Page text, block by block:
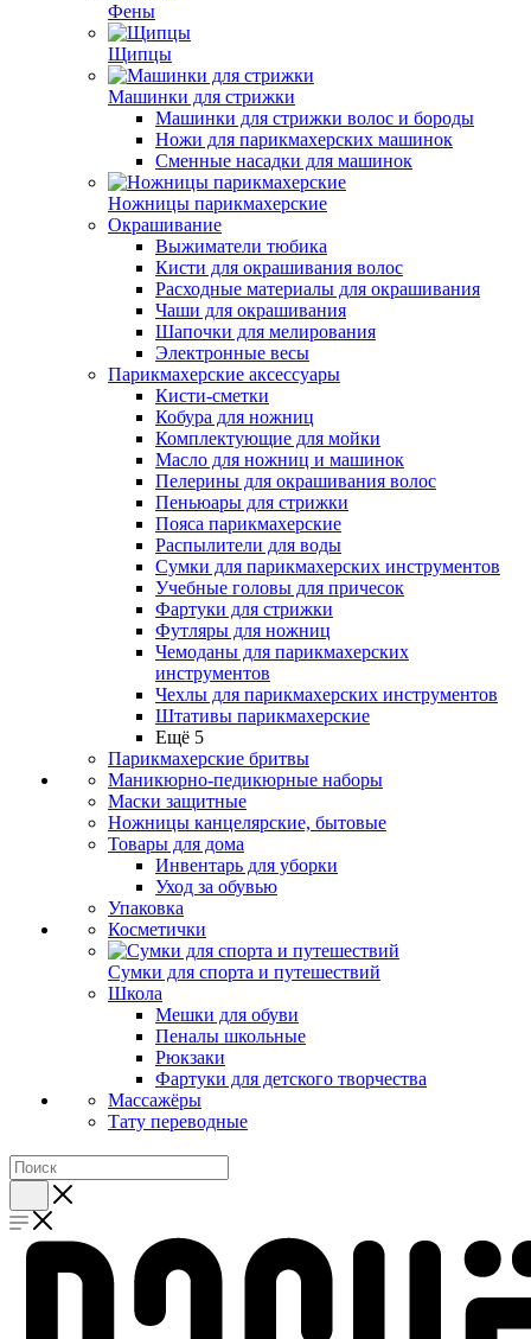
Фены
Щипцы
Машинки для стрижки
Машинки для стрижки волос и бороды
Ножи для парикмахерских машинок
Сменные насадки для машинок
Ножницы парикмахерские
Окрашивание
Выжиматели тюбика
Кисти для окрашивания волос
Расходные материалы для окрашивания
Чаши для окрашивания
Шапочки для мелирования
Электронные весы
Парикмахерские аксессуары
Кисти-сметки
Кобура для ножниц
Комплектующие для мойки
Масло для ножниц и машинок
Пелерины для окрашивания волос
Пеньюары для стрижки
Пояса парикмахерские
Распылители для воды
Сумки для парикмахерских инструментов
Учебные головы для причесок
Фартуки для стрижки
Футляры для ножниц
Чемоданы для парикмахерских
инструментов
Чехлы для парикмахерских инструментов
Штативы парикмахерские
Ещё 5
Парикмахерские бритвы
Маникюрно-педикюрные наборы
Маски защитные
Ножницы канцелярские, бытовые
Товары для дома
Инвентарь для уборки
Уход за обувью
Упаковка
Косметички
Сумки для спорта и путешествий
Школа
Мешки для обуви
Пеналы школьные
Рюкзаки
Фартуки для детского творчества
Массажёры
Тату переводные